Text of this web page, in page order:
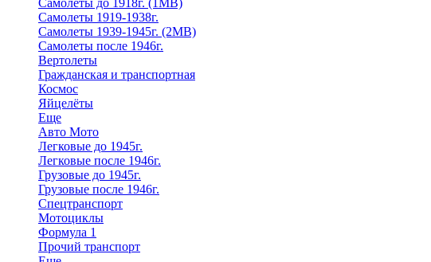
Самолеты до 1918г. (1МВ)
Самолеты 1919-1938г.
Самолеты 1939-1945г. (2МВ)
Самолеты после 1946г.
Вертолеты
Гражданская и транспортная
Космос
Яйцелёты
Еще
Авто Мото
Легковые до 1945г.
Легковые после 1946г.
Грузовые до 1945г.
Грузовые после 1946г.
Спецтранспорт
Мотоциклы
Формула 1
Прочий транспорт